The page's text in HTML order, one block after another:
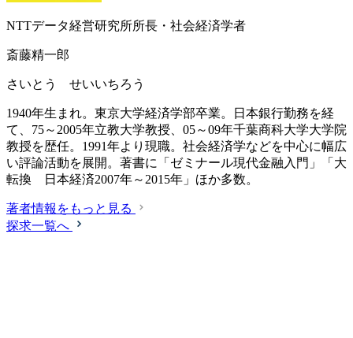
NTTデータ経営研究所所長・社会経済学者
斎藤精一郎
さいとう せいいちろう
1940年生まれ。東京大学経済学部卒業。日本銀行勤務を経
て、75～2005年立教大学教授、05～09年千葉商科大学大学院
教授を歴任。1991年より現職。社会経済学などを中心に幅広
い評論活動を展開。著書に「ゼミナール現代金融入門」「大
転換 日本経済2007年～2015年」ほか多数。
著者情報をもっと見る
探求一覧へ